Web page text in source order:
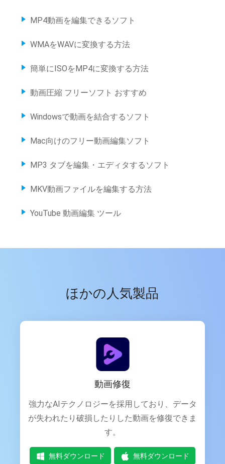
MP4動画を編集できるソフト
WMAをWAVに変換する方法
簡単にISOをMP4に変換する方法
動画圧縮 フリーソフト おすすめ
Windowsで動画を結合するソフト
Mac向けのフリー動画編集ソフト
MP3 タブを編集・エディタするソフト
MKV動画ファイルを編集する方法
YouTube 動画編集 ツール
ほかの人気製品
動画修復
強力なAIテクノロジーを採用しており、データ
が失われたり破損したりした動画を修復できま
す。
無料ダウンロード 無料ダウンロード